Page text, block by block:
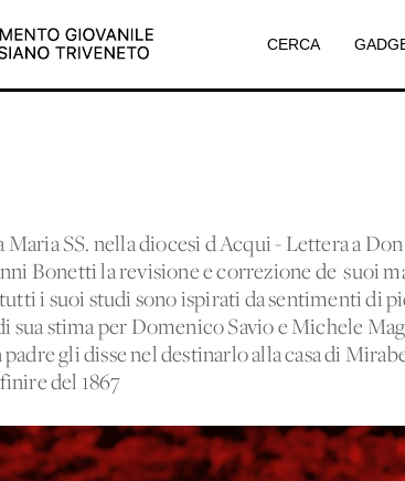
CERCA
SS. nella diocesi d'Acqui - Lettera a
Bonetti la revisione e correzione de' suoi
i suoi studi sono ispirati da sentimenti di
sua stima per Domenico Savio e Michele
gli disse nel destinarlo alla casa di
del 1867